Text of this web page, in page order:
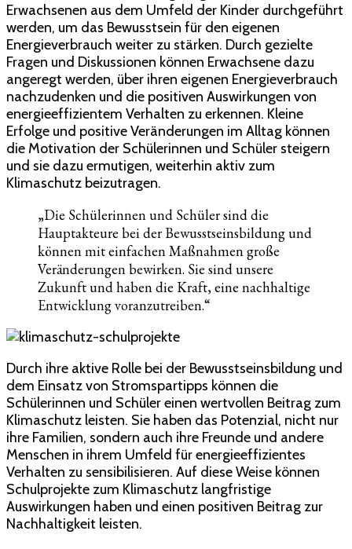
Erwachsenen aus dem Umfeld der Kinder durchgeführt
werden, um das Bewusstsein für den eigenen
Energieverbrauch weiter zu stärken. Durch gezielte
Fragen und Diskussionen können Erwachsene dazu
angeregt werden, über ihren eigenen Energieverbrauch
nachzudenken und die positiven Auswirkungen von
energieeffizientem Verhalten zu erkennen. Kleine
Erfolge und positive Veränderungen im Alltag können
die Motivation der Schülerinnen und Schüler steigern
und sie dazu ermutigen, weiterhin aktiv zum
Klimaschutz beizutragen.
„Die Schülerinnen und Schüler sind die
Hauptakteure bei der Bewusstseinsbildung und
können mit einfachen Maßnahmen große
Veränderungen bewirken. Sie sind unsere
Zukunft und haben die Kraft, eine nachhaltige
Entwicklung voranzutreiben.“
Durch ihre aktive Rolle bei der Bewusstseinsbildung und
dem Einsatz von Stromspartipps können die
Schülerinnen und Schüler einen wertvollen Beitrag zum
Klimaschutz leisten. Sie haben das Potenzial, nicht nur
ihre Familien, sondern auch ihre Freunde und andere
Menschen in ihrem Umfeld für energieeffizientes
Verhalten zu sensibilisieren. Auf diese Weise können
Schulprojekte zum Klimaschutz langfristige
Auswirkungen haben und einen positiven Beitrag zur
Nachhaltigkeit leisten.